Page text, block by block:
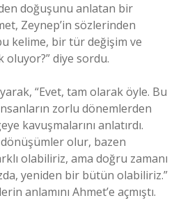
doğuşunu anlatan bir
Zeynep’in sözlerinden
kelime, bir tür değişim ve
oluyor?” diye sordu.
“Evet, tam olarak öyle. Bu
zorlu dönemlerden
kavuşmalarını anlatırdı.
olur, bazen
olabiliriz, ama doğru zamanı
yeniden bir bütün olabiliriz.”
anlamını Ahmet’e açmıştı.